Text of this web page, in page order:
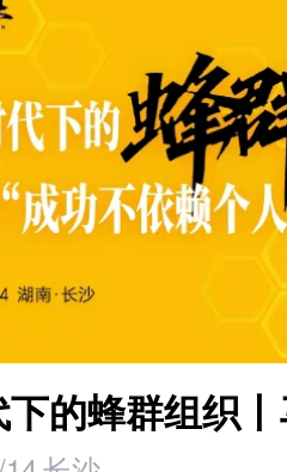
的蜂群组织